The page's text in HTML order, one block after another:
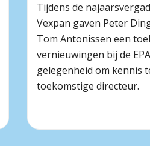
Tijdens de
Vexpan gaven Peter
Tom Antonissen een
vernieuwingen bij de
gelegenheid om kennis
toekomstige directeur.